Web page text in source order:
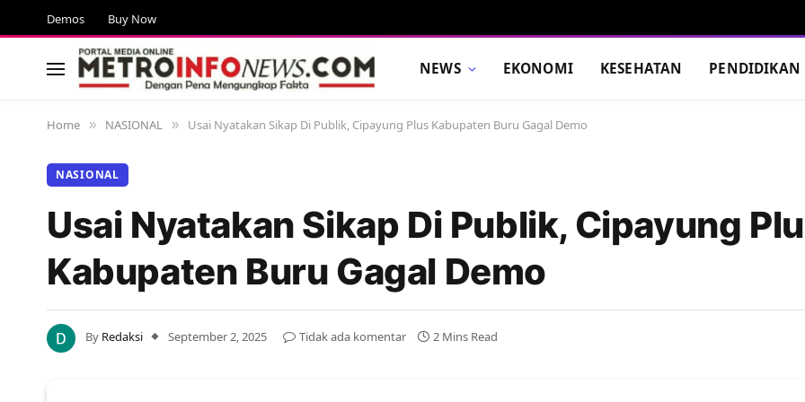
Demos Buy Now
NEWS EKONOMI KESEHATAN PENDIDIKAN
Home » NASIONAL » Usai Nyatakan Sikap Di Publik, Cipayung Plus Kabupaten Buru Gagal Demo
NASIONAL
Usai Nyatakan Sikap Di Publik, Cipayung
Kabupaten Buru Gagal Demo
By Redaksi September 2, 2025 Tidak ada komentar 2 Mins Read